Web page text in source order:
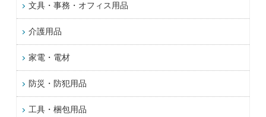
文具・事務・オフィス用品
介護用品
家電・電材
防災・防犯用品
工具・梱包用品